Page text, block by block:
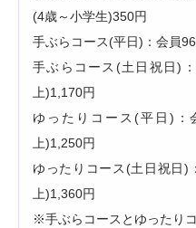
(4歳～小学生)350円
手ぶらコース(平日)：会員
手ぶらコース(土日祝日)
上)1,170円
ゆったりコース(平日)：
上)1,250円
ゆったりコース(土日祝日)
上)1,360円
※手ぶらコースとゆったり